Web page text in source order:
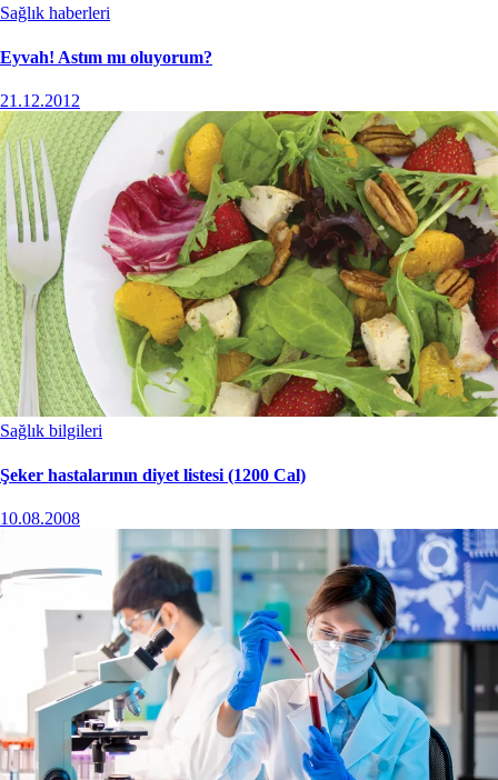
Sağlık haberleri
Eyvah! Astım mı oluyorum?
21.12.2012
Sağlık bilgileri
Şeker hastalarının diyet listesi (1200 Cal)
10.08.2008